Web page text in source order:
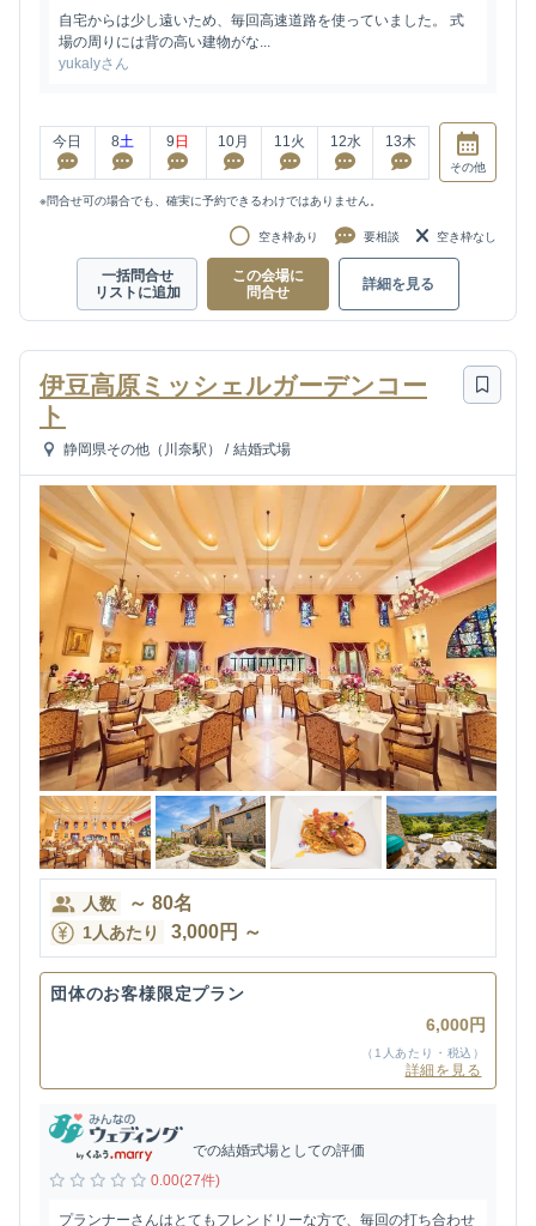
自宅からは少し遠いため、毎回高速道路を使っていました。 式
場の周りには背の高い建物がな...
yukalyさん
今日 8土 9 日 10月 11 火 12水 13木
その他
※問合せ可の場合でも、確実に予約できるわけではありません。
空き枠あり 要相談 空き枠なし
一括問合せ
リストに追加
この会場に
問合せ
詳細を見る
伊豆高原ミッシェルガーデンコー
ト
静岡県その他（川奈駅） / 結婚式場
人数 ～ 80名
1人あたり 3,000円 ～
団体のお客様限定プラン
6,000円
（1人あたり・税込）
詳細を見る
での結婚式場としての評価
0.00(27件)
プランナーさんはとてもフレンドリーな方で、毎回の打ち合わせ